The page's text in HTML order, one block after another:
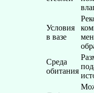
Условия
в вазе
Среда
обитания